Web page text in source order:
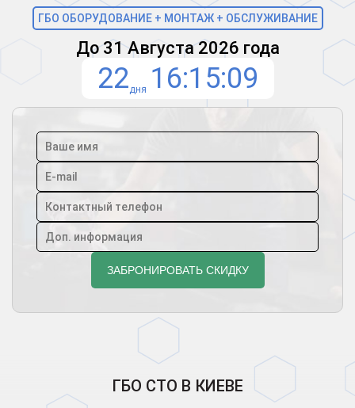
ГБО ОБОРУДОВАНИЕ + МОНТАЖ + ОБСЛУЖИВАНИЕ
До 31 Августа 2026 года
22дня 16 15 08
ГБО СТО В КИЕВЕ